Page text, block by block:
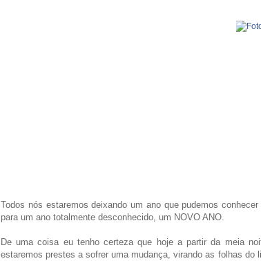
Todos nós estaremos deixando um ano que pudemos
para um ano totalmente desconhecido, um NOVO ANO.
De uma coisa eu tenho certeza que hoje a partir da meia
estaremos prestes a sofrer uma mudança, virando as folhas do